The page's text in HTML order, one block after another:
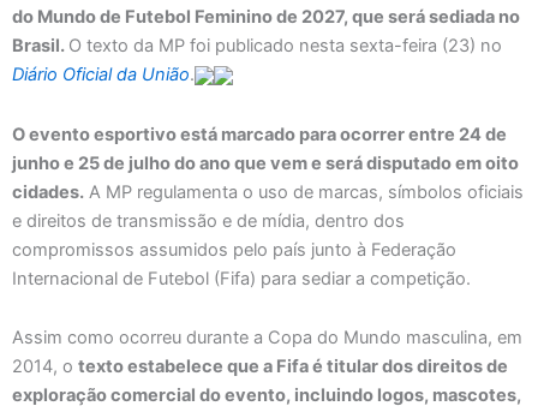
do Mundo de Futebol Feminino de 2027, que será sediada no
Brasil. O texto da MP foi publicado nesta sexta-feira (23) no
Diário Oficial da União.
O evento esportivo está marcado para ocorrer entre 24 de
junho e 25 de julho do ano que vem e será disputado em oito
cidades. A MP regulamenta o uso de marcas, símbolos oficiais
e direitos de transmissão e de mídia, dentro dos
compromissos assumidos pelo país junto à Federação
Internacional de Futebol (Fifa) para sediar a competição.
Assim como ocorreu durante a Copa do Mundo masculina, em
2014, o texto estabelece que a Fifa é titular dos direitos de
exploração comercial do evento, incluindo logos, mascotes,